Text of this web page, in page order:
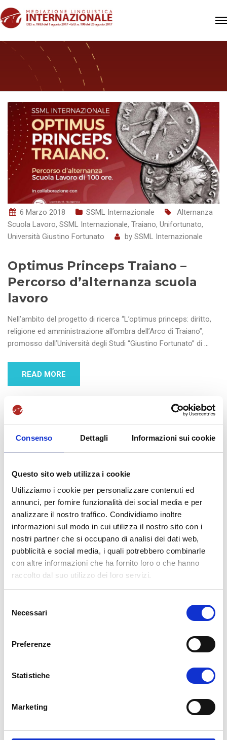
Consenso Dettagli Informazioni sui cookie
Questo sito web utilizza i cookie
Utilizziamo i cookie per personalizzare contenuti ed
annunci, per fornire funzionalità dei social media e per
analizzare il nostro traffico. Condividiamo inoltre
informazioni sul modo in cui utilizza il nostro sito con i
nostri partner che si occupano di analisi dei dati web,
pubblicità e social media, i quali potrebbero combinarle
con altre informazioni che ha fornito loro o che hanno
raccolto dal suo utilizzo dei loro servizi.
Necessari
Preferenze
Statistiche
Marketing
6 Marzo 2018 SSML Internazionale
Alternanza
Scuola Lavoro, SSML Internazionale, Traiano, Unifortunato,
Università Giustino Fortunato
by SSML Internazionale
Optimus Princeps Traiano –
Percorso d’alternanza scuola
lavoro
Nell’ambito del progetto di ricerca “L’optimus princeps: diritto,
religione ed amministrazione all’ombra dell’Arco di Traiano”,
promosso dall’Università degli Studi “Giustino Fortunato” di …
READ MORE
30 Gennaio 2018
SSML Internazionale
Conferenza,Convegno ,Evento,Imperatore Traiano, Paolo
Palumbo,SSML Internazionale,Traiano,Università Giustino
Fortunato
byadmin
Traiano a Roma